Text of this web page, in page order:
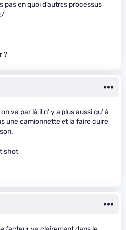
pas en quoi d’autres processus
?
va par là il n’ y a plus aussi qu’ à
une camionnette et la faire cuire
shot